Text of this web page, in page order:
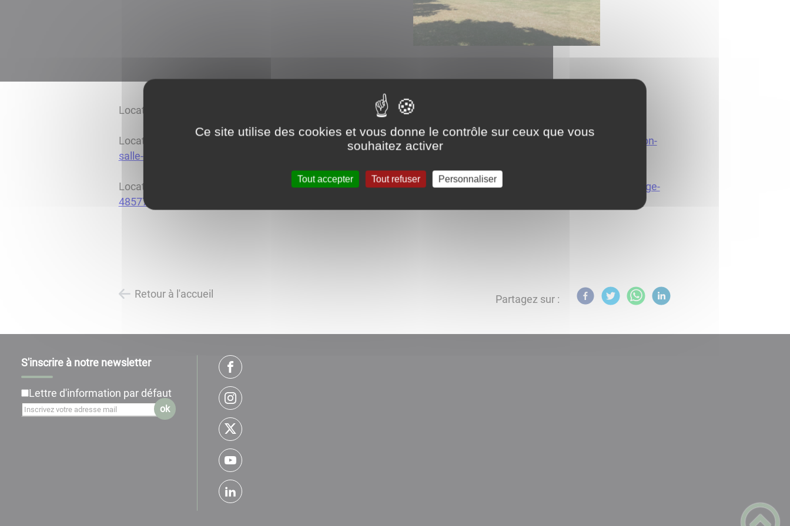
Location de la Halle /sites/0000003603/files/Mes%20documents/reglementation/halle-contrat8580.pdf
Location de la salle des associations
/sites/0000003603/files/Mes%20documents/reglementation/contrat-location-
salle-reunion-bibliotheque8581.pdf
Location de la salle des fêtes
/sites/0000003603/files/Mes%20documents/reglementation/contrat-reglement-page-
48577.pdf
Retour à l'accueil Partagez sur :
S'inscrire à notre newsletter
Lettre d'information par défaut
ok
Ce site utilise des cookies et vous donne le contrôle sur ceux que vous
souhaitez activer
Tout accepter Tout refuser Personnaliser